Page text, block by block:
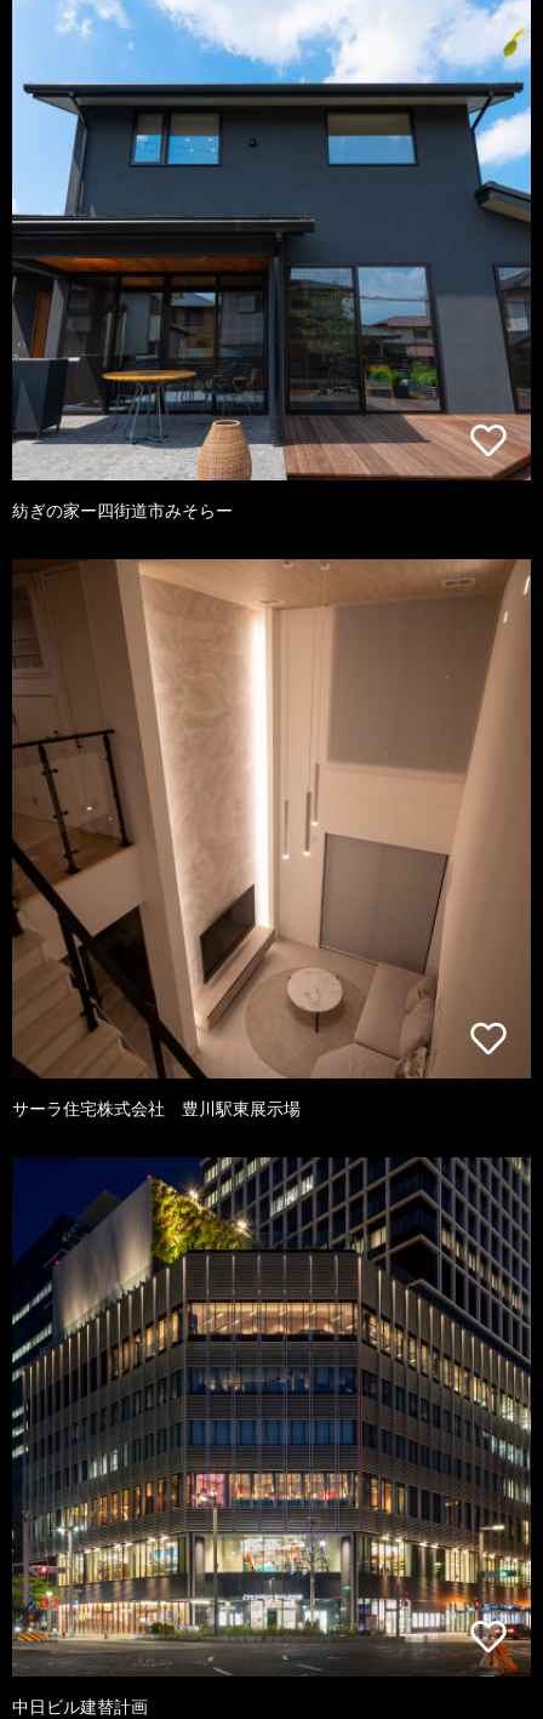
紡ぎの家ー四街道市みそらー
サーラ住宅株式会社 豊川駅東展示場
中日ビル建替計画